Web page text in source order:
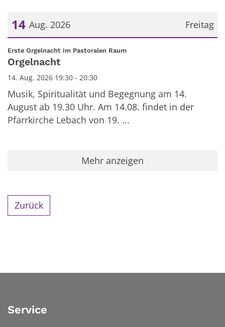
Freitag
14 Aug. 2026
Datum: 14. August 2026
Erste Orgelnacht im Pastoralen Raum:
Orgelnacht
14. Aug. 2026 19:30 - 20:30
Musik, Spiritualität und Begegnung am 14.
August ab 19.30 Uhr. Am 14.08. findet in der
Pfarrkirche Lebach von 19. ...
Mehr anzeigen
Zurück
Service